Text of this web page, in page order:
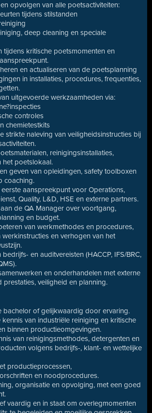
opvolgen van alle poetsactiviteiten:
tijdens stilstanden
deep cleaning en speciale
tijdens kritische poetsmomenten en
en actualiseren van de poetsplanning
in installaties, procedures, frequenties,
uitgevoerde werkzaamheden via:
controles
chemietestkits
strikte naleving van veiligheidsinstructies bij
reinigingsinstallaties,
het poetslokaal.
geven van opleidingen, safety toolboxen
coaching.
aanspreekpunt voor Operations,
Quality, L&D, HSE en externe partners.
de QA Manager over voortgang,
en budget.
van werkmethodes en procedures,
werkinstructies en verhogen van het
en auditvereisten (HACCP, IFS/BRC,
en onderhandelen met externe
prestaties, veiligheid en planning.
bachelor of gelijkwaardig door ervaring.
van industriële reiniging en kritische
binnen productieomgevingen.
van reinigingsmethodes, detergenten en
volgens bedrijfs-, klant- en wettelijke
productieprocessen,
en noodprocedures.
organisatie en opvolging, met een goed
vaardig en in staat om overlegmomenten